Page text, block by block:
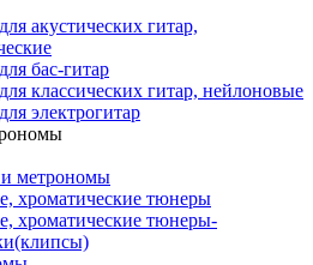
акустических гитар,
бас-гитар
классических гитар, нейлоновые
электрогитар
метрономы
хроматические тюнеры
хроматические тюнеры-